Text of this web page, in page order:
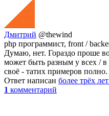
Дмитрий @thewind
php программист, front /
Думаю, нет. Гораздо проше
может быть разным у всех / в
своё - татих примеров полно.
Ответ написан более трёх
1 комментарий